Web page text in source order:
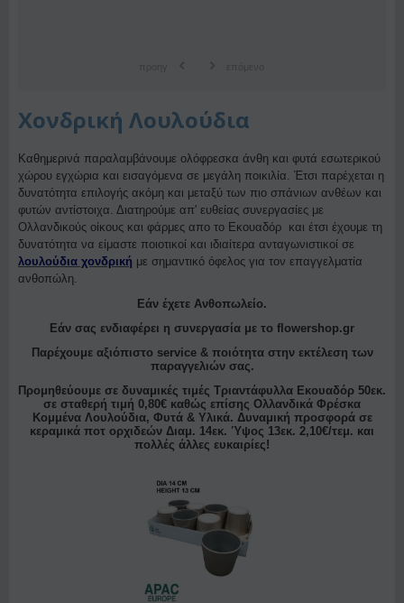
Χονδρική Λουλούδια
Καθημερινά παραλαμβάνουμε ολόφρεσκα άνθη και φυτά εσωτερικού
χώρου εγχώρια και εισαγόμενα σε μεγάλη ποικιλία. Έτσι παρέχεται η
δυνατότητα επιλογής ακόμη και μεταξύ των πιο σπάνιων ανθέων και
φυτών αντίστοιχα. Διατηρούμε απ' ευθείας συνεργασίες με
Ολλανδικούς οίκους και φάρμες απο το Εκουαδόρ και έτσι έχουμε τη
δυνατότητα να είμαστε ποιοτικοί και ιδιαίτερα ανταγωνιστικοί σε
λουλούδια χονδρική με σημαντικό όφελος για τον επαγγελματία
ανθοπώλη.
Εάν έχετε Ανθοπωλείο.
Εάν σας ενδιαφέρει η συνεργασία με το flowershop.gr
Παρέχουμε αξιόπιστο service & ποιότητα στην εκτέλεση των
παραγγελιών σας.
Προμηθεύουμε σε δυναμικές τιμές Τριαντάφυλλα Εκουαδόρ 50εκ.
σε σταθερή τιμή 0,80€ καθώς επίσης Ολλανδικά Φρέσκα
Κομμένα Λουλούδια, Φυτά & Υλικά. Δυναμική προσφορά σε
κεραμικά ποτ ορχιδεών Διαμ. 14εκ. Ύψος 13εκ. 2,10€/τεμ. και
πολλές άλλες ευκαιρίες!